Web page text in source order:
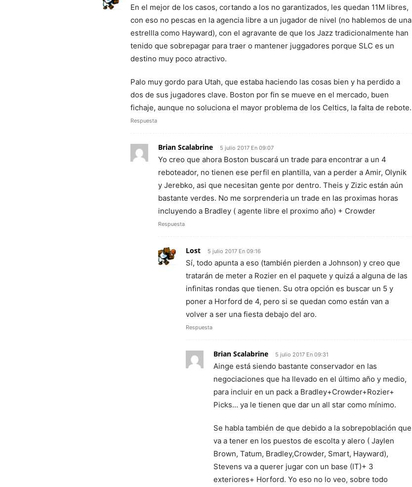
En el mejor de los casos, cortando a los no garantizados, les quedan 11M libres,
con eso no pescas en la agencia libre a un jugador de nivel (no hablemos de una
estrellla como Hayward), con el agravante de que los Jazz tradicionalmente han
tenido que sobrepagar para traer o mantener juggadores porque SLC es un
destino muy poco atractivo.
Palo muy gordo para Utah, que estaba haciendo las cosas bien y ha perdido a
dos de sus jugadores clave. Boston por fin se mueve en el mercado, buen
fichaje, aunque no soluciona el mayor problema de los Celtics, la falta de rebote.
Respuesta
Brian Scalabrine 5 julio 2017 En 09:07
Yo creo que ahora Boston buscará un trade para encontrar a un 4
reboteador, no tienen ese perfil en plantilla, van a perder a Amir, Olynik
y Jerebko, asi que necesitan gente por dentro. Theis y Zizic están aún
bastante verdes. No me sorprenderia un trade en las proximas horas
incluyendo a Bradley ( agente libre el proximo año) + Crowder
Respuesta
Lost 5 julio 2017 En 09:16
Sí, todo apunta a eso (también pierden a Johnson) y creo que
tratarán de meter a Rozier en el paquete y quizá a alguna de las
infinitas rondas que tienen. Su otra opción es buscar un 5 y
poner a Horford de 4, pero si se quedan como están van a
volver a ser una fiesta debajo del aro.
Respuesta
Brian Scalabrine 5 julio 2017 En 09:31
Ainge está siendo bastante conservador en las
negociaciones que ha llevado en el último año y medio,
para incluir en un pack a Bradley+Crowder+Rozier+
Picks… ya le tienen que dar un all star como mínimo.
Se habla también de que debido a la sobrepoblación que
va a tener en los puestos de escolta y alero ( Jaylen
Brown, Tatum, Bradley,Crowder, Smart, Hayward),
Stevens va a querer jugar con un base (IT)+ 3
exteriores+ Horford. Yo eso no lo veo, sobre todo